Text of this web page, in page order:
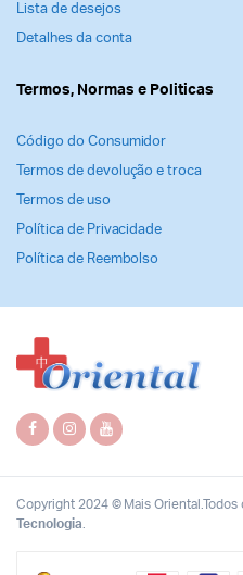
Lista de desejos
Detalhes da conta
Termos, Normas e Politicas
Código do Consumidor
Termos de devolução e troca
Termos de uso
Política de Privacidade
Política de Reembolso
Copyright 2024 © Mais
Tecnologia